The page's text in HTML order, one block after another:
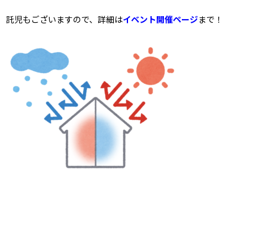
託児もございますので、詳細はイベント開催ページまで！